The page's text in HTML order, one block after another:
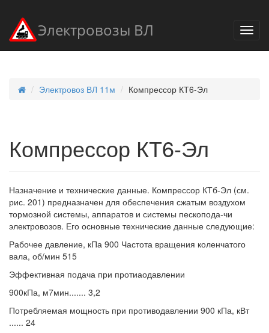
Электровозы ВЛ
Электровоз ВЛ 11м Компрессор КТ6-Эл
Компрессор КТ6-Эл
Назначение и технические данные. Компрессор КТб-Эл (см.
рис. 201) предназначен для обеспечения сжатым воздухом
тормозной системы, аппаратов и системы пескопода-чи
электровозов. Его основные технические данные следующие:
Рабочее давление, кПа 900 Частота вращения коленчатого
вала, об/мин 515
Эффективная подача при протиаодавлении
900кПа, м7мин....... 3,2
Потребляемая мощность при противодавлении 900 кПа, кВт
...... 24